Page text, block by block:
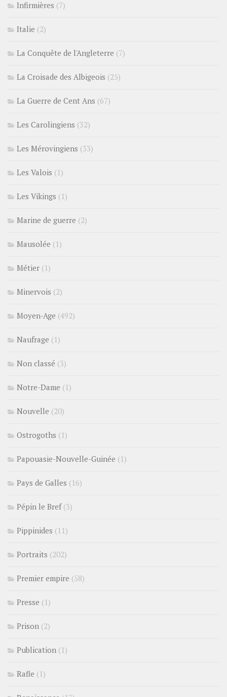
Infirmières (7)
Italie (2)
La Conquête de l'Angleterre (7)
La Croisade des Albigeois (25)
La Guerre de Cent Ans (67)
Les Carolingiens (32)
Les Mérovingiens (33)
Les Valois (1)
Les Vikings (1)
Marine de guerre (2)
Mausolée (1)
Métier (1)
Minervois (2)
Moyen-Age (492)
Naufrage (1)
Non classé (3)
Notre-Dame (1)
Nouvelle (20)
Ostrogoths (1)
Papouasie-Nouvelle-Guinée (1)
Pays de Galles (16)
Pépin le Bref(3)
Pippinides (11)
Portraits (202)
Premier empire (58)
Presse (1)
Prison (2)
Publication (1)
Rafle (1)